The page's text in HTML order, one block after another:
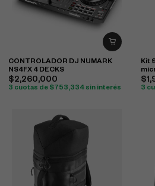
CONTROLADOR DJ NUMARK
NS4FX 4 DECKS
$2,260,000
3 cuotas de $ 753,334 sin interés
Kit
$
3